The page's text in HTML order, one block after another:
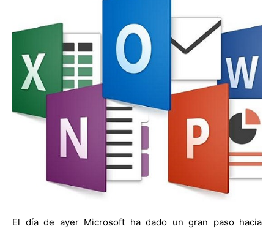
El día de ayer Microsoft ha dado un gran paso hacia